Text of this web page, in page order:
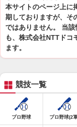
本サイトのページ上に
期しておりますが、そ
ではありません。 当
も、株式会社NTTドコ
ます。
競技一覧
プロ野球 プロ野球(2